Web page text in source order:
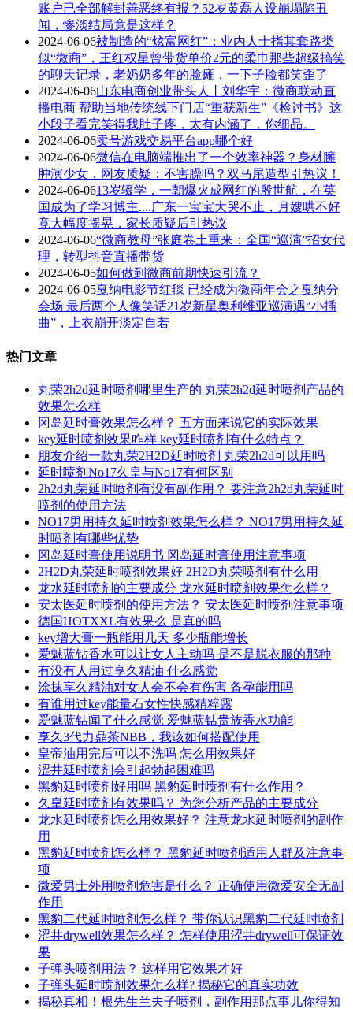
账户已全部解封善恶终有报？52岁黄磊人设崩塌陷丑
闻，惨淡结局竟是这样？
2024-06-06被制造的“炫富网红”：业内人士指其套路类
似“微商”，王红权星曾带货单价2元的柔巾那些超级搞笑
的聊天记录，老奶奶多年的脸瘫，一下子脸都笑歪了
2024-06-06山东电商创业带头人丨刘华宇：微商联动直
播电商 帮助当地传统线下门店“重获新生”《检讨书》这
小段子看完笑得我肚子疼，太有内涵了，你细品。
2024-06-06卖号游戏交易平台app哪个好
2024-06-06微信在电脑端推出了一个效率神器？身材臃
肿演少女，网友质疑：不害臊吗？双马尾造型引热议！
2024-06-0613岁辍学，一朝爆火成网红的殷世航，在英
国成为了学习博主....广东一宝宝大哭不止，月嫂哄不好
竟大幅度摇晃，家长质疑后引热议
2024-06-06“微商教母”张庭卷土重来：全国“巡演”招女代
理，转型抖音直播带货
2024-06-05如何做到微商前期快速引流？
2024-06-05戛纳电影节红毯 已经成为微商年会之戛纳分
会场 最后两个人像笑话21岁新星奥利维亚巡演遇“小插
曲”，上衣崩开淡定自若
热门文章
丸荣2h2d延时喷剂哪里生产的 丸荣2h2d延时喷剂产品的
效果怎么样
冈岛延时膏效果怎么样？ 五方面来说它的实际效果
key延时喷剂效果咋样 key延时喷剂有什么特点？
朋友介绍一款丸荣2H2D延时喷剂 丸荣2h2d可以用吗
延时喷剂No17久皇与No17有何区别
2h2d丸荣延时喷剂有没有副作用？ 要注意2h2d丸荣延时
喷剂的使用方法
NO17男用持久延时喷剂效果怎么样？ NO17男用持久延
时喷剂有哪些优势
冈岛延时膏使用说明书 冈岛延时膏使用注意事项
2H2D丸荣延时喷剂效果好 2H2D丸荣喷剂有什么用
龙水延时喷剂的主要成分 龙水延时喷剂效果怎么样？
安太医延时喷剂的使用方法？ 安太医延时喷剂注意事项
德国HOTXXL有效果么 是真的吗
key增大膏一瓶能用几天 多少瓶能增长
爱魅蓝钻香水可以让女人主动吗 是不是脱衣服的那种
有没有人用过享久精油 什么感觉
涂抹享久精油对女人会不会有伤害 备孕能用吗
有谁用过key能量石女性快感精粹露
爱魅蓝钻闻了什么感觉 爱魅蓝钻贵族香水功能
享久3代力鼎茶NBB，我该如何搭配使用
皇帝油用完后可以不洗吗 怎么用效果好
涩井延时喷剂会引起勃起困难吗
黑豹延时喷剂好用吗 黑豹延时喷剂有什么作用？
久皇延时喷剂有效果吗？ 为您分析产品的主要成分
龙水延时喷剂怎么用效果好？ 注意龙水延时喷剂的副作
用
黑豹延时喷剂怎么样？ 黑豹延时喷剂适用人群及注意事
项
微爱男士外用喷剂危害是什么？ 正确使用微爱安全无副
作用
黑豹二代延时喷剂怎么样？ 带你认识黑豹二代延时喷剂
涩井drywell效果怎么样？ 怎样使用涩井drywell可保证效
果
子弹头喷剂用法？ 这样用它效果才好
子弹头延时喷剂效果怎么样? 揭秘它的真实功效
揭秘真相！根先生兰夫子喷剂，副作用那点事儿你得知